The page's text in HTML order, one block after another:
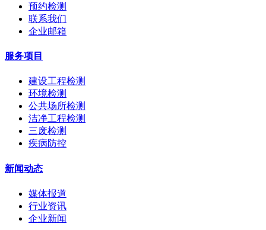
预约检测
联系我们
企业邮箱
服务项目
建设工程检测
环境检测
公共场所检测
洁净工程检测
三废检测
疾病防控
新闻动态
媒体报道
行业资讯
企业新闻